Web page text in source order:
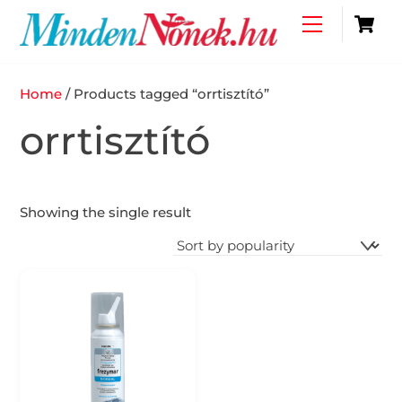
content
Menu
Home / Products tagged “orrtisztító”
orrtisztító
Showing the single result